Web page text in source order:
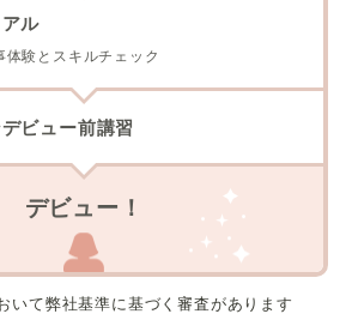
ル
体験とスキルチェック
ビュー前講習
デビュー！
いて弊社基準に基づく審査があります